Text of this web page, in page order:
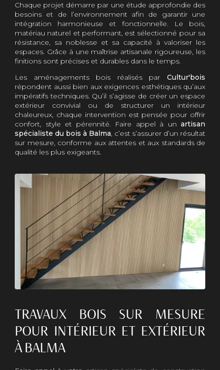
Chaque projet démarre par une étude approfondie des
besoins et de l’environnement afin de garantir une
intégration harmonieuse et fonctionnelle. Le bois,
matériau naturel et performant, est sélectionné pour sa
résistance, sa noblesse et sa capacité à valoriser les
espaces. Grâce à une maîtrise artisanale rigoureuse, les
finitions sont précises et durables dans le temps.
Les aménagements bois réalisés par Cultur'bois
répondent aussi bien aux exigences esthétiques qu’aux
impératifs techniques. Qu’il s’agisse de créer un espace
extérieur convivial ou de structurer un intérieur
chaleureux, chaque intervention est pensée pour offrir
confort, style et pérennité. Faire appel à un artisan
spécialiste du bois à Balma, c’est s’assurer d’un résultat
sur mesure, conforme aux attentes et aux standards de
qualité les plus exigeants.
TRAVAUX BOIS SUR MESURE
POUR INTÉRIEUR ET EXTÉRIEUR
À BALMA